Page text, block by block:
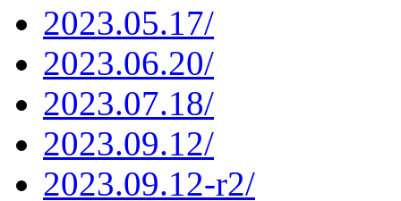
2023.05.17/
2023.06.20/
2023.07.18/
2023.09.12/
2023.09.12-r2/